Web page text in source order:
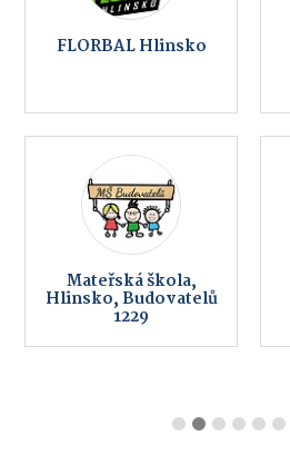
FLORBAL Hlinsko
Mateřská škola,
Hlinsko, Budovatelů
1229